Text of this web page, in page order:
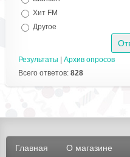
Хит FM
Другое
Результаты | Архив опросов
Всего ответов: 828
Главная О магазине